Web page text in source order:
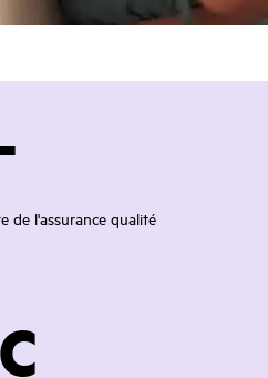
de l'assurance qualité